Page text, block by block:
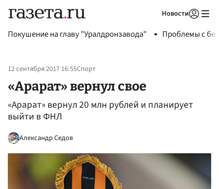
Новости
Покушение на главу "Уралдронзавода" Проблемы с
12 сентября 2017 16:55Спорт
«Арарат» вернул свое
«Арарат» вернул 20 млн рублей и планирует
выйти в ФНЛ
Александр Седов